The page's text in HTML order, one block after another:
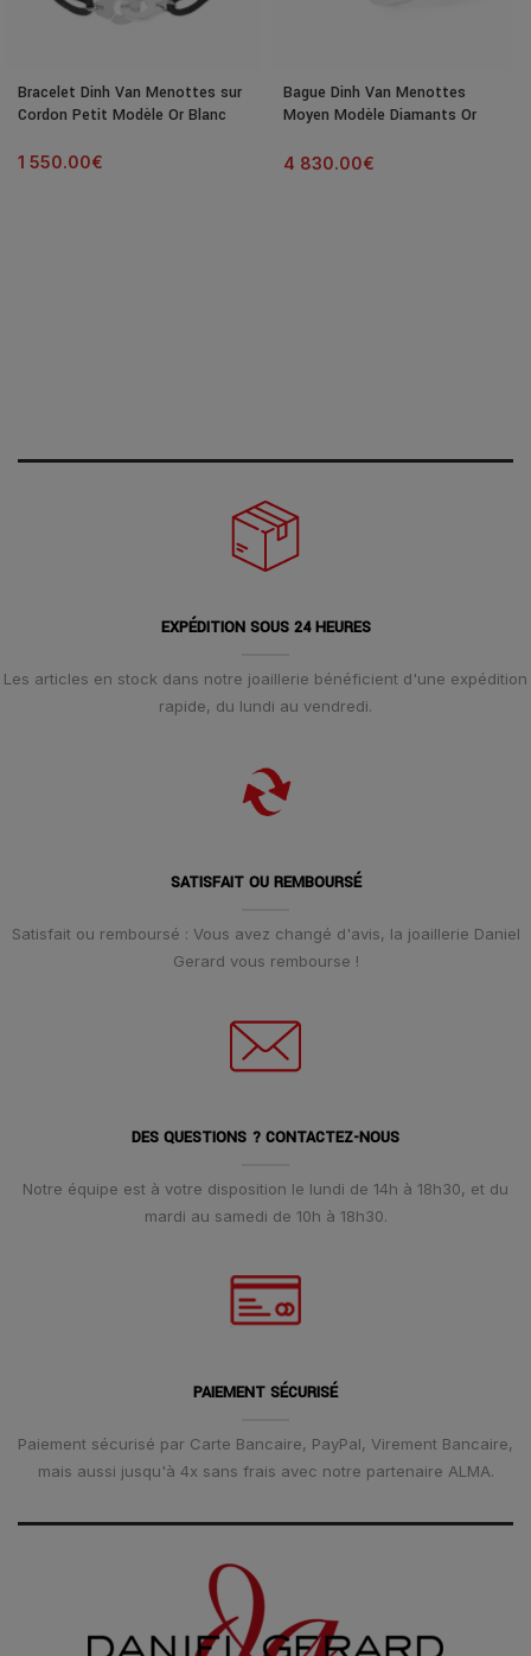
Bracelet Dinh Van Menottes sur
Cordon Petit Modèle Or Blanc
1 550.00€
Bague Dinh Van Menottes
Moyen Modèle Diamants Or
4 830.00€
EXPÉDITION SOUS 24 HEURES
Les articles en stock dans notre joaillerie bénéficient d'une expédition
rapide, du lundi au vendredi.
SATISFAIT OU REMBOURSÉ
Satisfait ou remboursé : Vous avez changé d'avis, la joaillerie Daniel
Gerard vous rembourse !
DES QUESTIONS ? CONTACTEZ-NOUS
Notre équipe est à votre disposition le lundi de 14h à 18h30, et du
mardi au samedi de 10h à 18h30.
PAIEMENT SÉCURISÉ
Paiement sécurisé par Carte Bancaire, PayPal, Virement Bancaire,
mais aussi jusqu'à 4x sans frais avec notre partenaire ALMA.